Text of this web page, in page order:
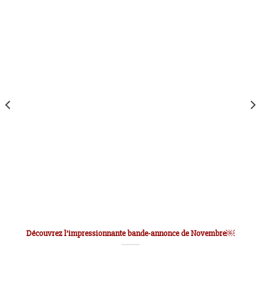
Découvrez l’impressionnante bande-annonce de Novembre￼